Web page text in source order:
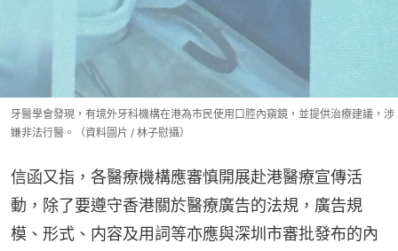
牙醫學會發現，有境外牙科機構在港為市民使用口腔內窺鏡，並提供治療建議，涉
嫌非法行醫。（資料圖片 / 林子慰攝）
信函又指，各醫療機構應審慎開展赴港醫療宣傳活
動，除了要遵守香港關於醫療廣告的法規，廣告規
模、形式、内容及用詞等亦應與深圳市審批發布的內